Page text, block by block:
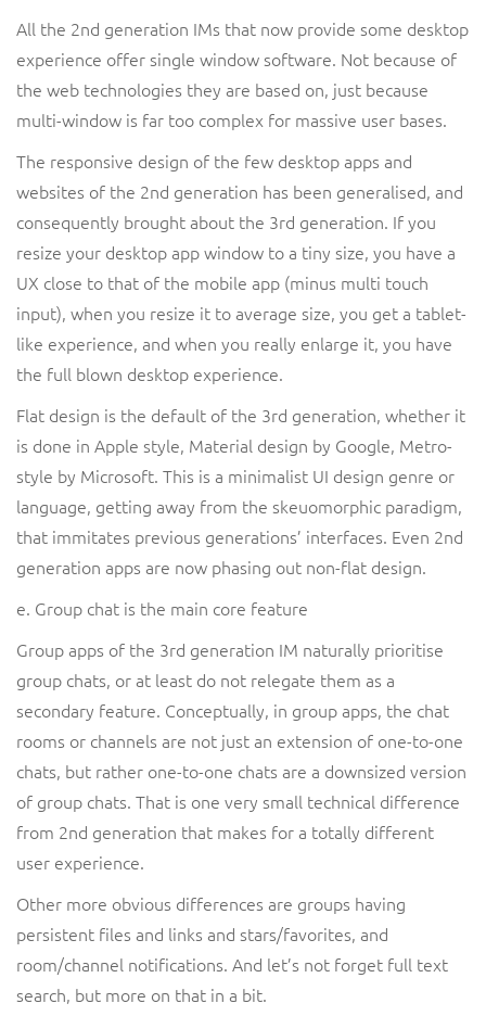
All the 2nd generation IMs that now provide some desktop
experience offer single window software. Not because of
the web technologies they are based on, just because
multi-window is far too complex for massive user bases.
The responsive design of the few desktop apps and
websites of the 2nd generation has been generalised, and
consequently brought about the 3rd generation. If you
resize your desktop app window to a tiny size, you have a
UX close to that of the mobile app (minus multi touch
input), when you resize it to average size, you get a tablet-
like experience, and when you really enlarge it, you have
the full blown desktop experience.
Flat design is the default of the 3rd generation, whether it
is done in Apple style, Material design by Google, Metro-
style by Microsoft. This is a minimalist UI design genre or
language, getting away from the skeuomorphic paradigm,
that immitates previous generations’ interfaces. Even 2nd
generation apps are now phasing out non-flat design.
e. Group chat is the main core feature
Group apps of the 3rd generation IM naturally prioritise
group chats, or at least do not relegate them as a
secondary feature. Conceptually, in group apps, the chat
rooms or channels are not just an extension of one-to-one
chats, but rather one-to-one chats are a downsized version
of group chats. That is one very small technical difference
from 2nd generation that makes for a totally different
user experience.
Other more obvious differences are groups having
persistent files and links and stars/favorites, and
room/channel notifications. And let’s not forget full text
search, but more on that in a bit.